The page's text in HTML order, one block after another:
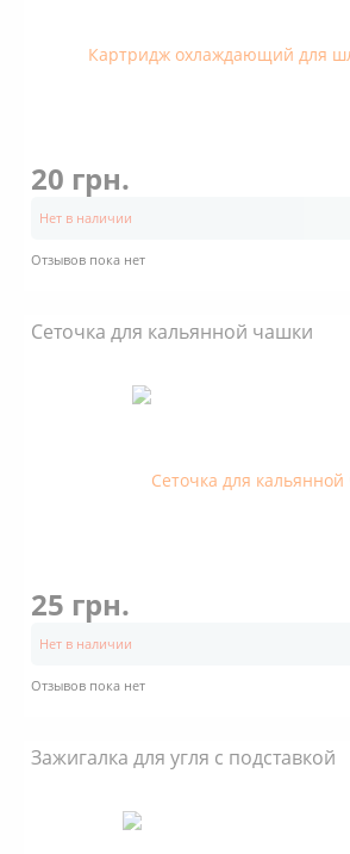
20 грн.
Нет в наличии
Отзывов пока нет
Сеточка для кальянной чашки
25 грн.
Нет в наличии
Отзывов пока нет
Зажигалка для угля с подставкой